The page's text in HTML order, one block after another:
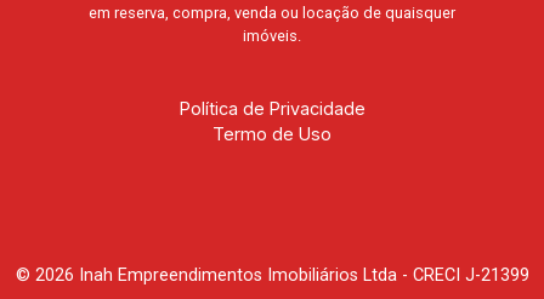
em reserva, compra, venda ou locação de quaisquer
imóveis.
Política de Privacidade
Termo de Uso
© 2026 Inah Empreendimentos Imobiliários Ltda - CRECI J-21399